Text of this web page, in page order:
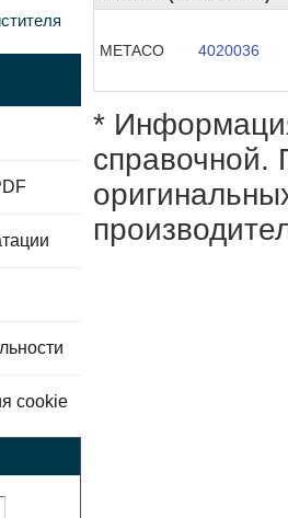
METACO 4020036
*
справочной.
cookie